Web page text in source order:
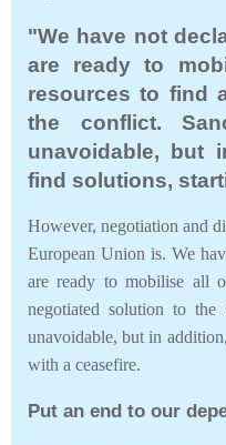
"We have not
are ready to
resources to find
the conflict.
unavoidable, but
find solutions,
However, negotiation and
European Union is. We
are ready to mobilise all
negotiated solution to the
unavoidable, but in
with a ceasefire.
Put an end to our